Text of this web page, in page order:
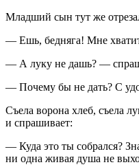
Младший сын тут же
— Ешь, бедняга! Мне
— А луку не дашь? —
— Почему бы не дать? С
Съела ворона хлеб, съела
и спрашивает:
— Куда это ты собрался?
ни одна живая душа не